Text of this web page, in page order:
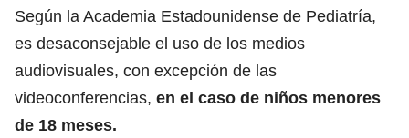
Según la Academia Estadounidense de Pediatría,
es desaconsejable el uso de los medios
audiovisuales, con excepción de las
videoconferencias, en el caso de niños menores
de 18 meses.